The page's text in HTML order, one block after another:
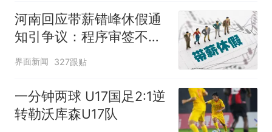
河南回应带薪错峰休假通
知引争议：程序审签不规
范，待修改后予以印发
界面新闻 327跟贴
一分钟两球 U17国足2:1逆
转勒沃库森U17队